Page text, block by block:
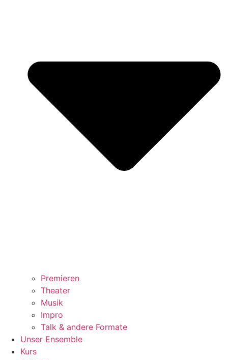
Premieren
Theater
Musik
Impro
Talk & andere Formate
Unser Ensemble
Kurs